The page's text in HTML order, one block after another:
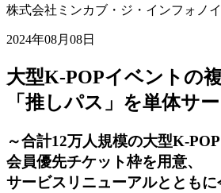
株式会社ミンカブ・ジ・インフォノ
2024年08月08日
大型K-POPイベントの
「推しパス」を単体サ
～合計12万人規模の大型K-
会員優先チケット枠を用意、
サービスリニューアルととも